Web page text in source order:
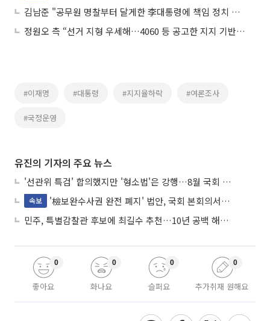
김남준 "공무원 명찰부터 달게한 李대통령에 책임 정치 배워…청출어람 평가받겠다”
정원오 측 “선거 지형 우세해…4060 등 공고한 지지 기반 있다”
#이재명 #대통령 #지지율하락 #여론조사
#국정운영
유진의 기자의 주요 뉴스
'선관위 특검' 합의했지만 '형소법'은 강행…8월 국회 '입법 2차전' 예고
속보
'檢보완수사권 완전 폐지' 법안, 국회 본회의서 민주당 주도 통과
민주, 특별감찰관 후보에 최길수 추천…10년 공백 해소 속도
좋아요
0
화나요
0
슬퍼요
0
추가취재 원해요
0